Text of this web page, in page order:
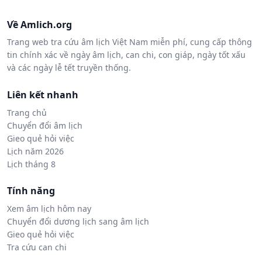
Về Amlich.org
Trang web tra cứu âm lịch Việt Nam miễn phí, cung cấp thông
tin chính xác về ngày âm lịch, can chi, con giáp, ngày tốt xấu
và các ngày lễ tết truyền thống.
Liên kết nhanh
Trang chủ
Chuyển đổi âm lịch
Gieo quẻ hỏi việc
Lịch năm 2026
Lịch tháng 8
Tính năng
Xem âm lịch hôm nay
Chuyển đổi dương lịch sang âm lịch
Gieo quẻ hỏi việc
Tra cứu can chi